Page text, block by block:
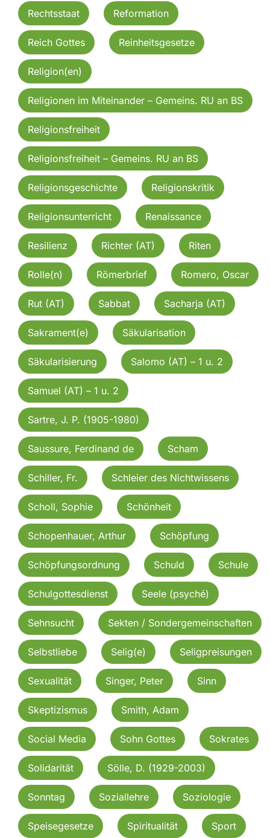
Rechtsstaat Reformation
Reich Gottes Reinheitsgesetze
Religion(en)
Religionen im Miteinander – Gemeins. RU an BS
Religionsfreiheit
Religionsfreiheit – Gemeins. RU an BS
Religionsgeschichte Religionskritik
Religionsunterricht Renaissance
Resilienz Richter (AT) Riten
Rolle(n) Römerbrief Romero, Oscar
Rut (AT) Sabbat Sacharja (AT)
Sakrament(e) Säkularisation
Säkularisierung Salomo (AT) – 1 u. 2
Samuel (AT) – 1 u. 2
Sartre, J. P. (1905-1980)
Saussure, Ferdinand de Scham
Schiller, Fr. Schleier des Nichtwissens
Scholl, Sophie Schönheit
Schopenhauer, Arthur Schöpfung
Schöpfungsordnung Schuld Schule
Schulgottesdienst Seele (psyché)
Sehnsucht Sekten / Sondergemeinschaften
Selbstliebe Selig(e) Seligpreisungen
Sexualität Singer, Peter Sinn
Skeptizismus Smith, Adam
Social Media Sohn Gottes Sokrates
Solidarität Sölle, D. (1929-2003)
Sonntag Soziallehre Soziologie
Speisegesetze Spiritualität Sport